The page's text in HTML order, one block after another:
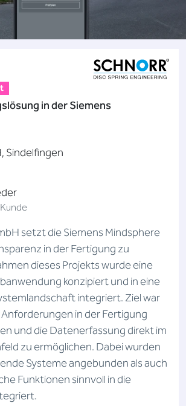
in der Siemens
Sindelfingen
setzt die Siemens Mindsphere
in der Fertigung zu
dieses Projekts wurde eine
konzipiert und in eine
integriert. Ziel war
in der Fertigung
und die Datenerfassung direkt im
zu ermöglichen. Dabei wurden
Systeme angebunden als auch
Funktionen sinnvoll in die